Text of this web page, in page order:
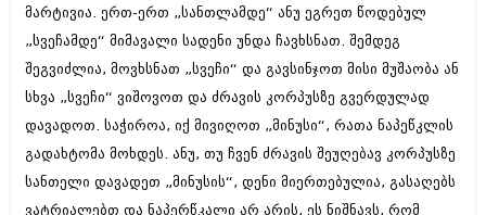
აგვისტო 2018 (162)
ივლისი 2018 (223)
ივნისი 2018 (244)
მაისი 2018 (211)
აპრილი 2018 (194)
მარტი 2018 (256)
თებერვალი 2018 (208)
დეკემბერი 2017 (243)
ნოემბერი 2017 (212)
ივლისი 2020 (204)
ივნისი 2020 (249)
არქივის ზომის ნახვა
მარტივია. ერთ-ერთ „სანთლამდე“ ანუ ეგრეთ წოდებულ
„სვეჩამდე“ მიმავალი სადენი უნდა ჩავხსნათ. შემდეგ
შეგვიძლია, მოვხსნათ „სვეჩი“ და გავსინჯოთ მისი მუშაობა ან
სხვა „სვეჩი“ ვიშოვოთ და ძრავის კორპუსზე გვერდულად
დავადოთ. საჭიროა, იქ მივიღოთ „მინუსი“, რათა ნაპეწკლის
გადახტომა მოხდეს. ანუ, თუ ჩვენ ძრავის შეუღებავ კორპუსზე
სანთელი დავადეთ „მინუსის“, დენი მიერთებულია, გასაღებს
ვატრიალებთ და ნაპერწკალი არ არის, ეს ნიშნავს, რომ